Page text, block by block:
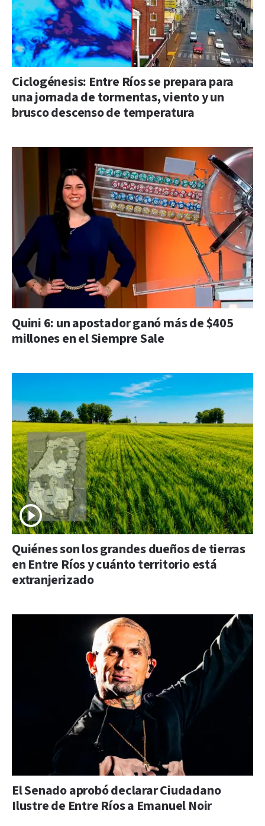
Ciclogénesis: Entre Ríos se prepara para
una jornada de tormentas, viento y un
brusco descenso de temperatura
Quini 6: un apostador ganó más de $405
millones en el Siempre Sale
Quiénes son los grandes dueños de tierras
en Entre Ríos y cuánto territorio está
extranjerizado
El Senado aprobó declarar Ciudadano
Ilustre de Entre Ríos a Emanuel Noir